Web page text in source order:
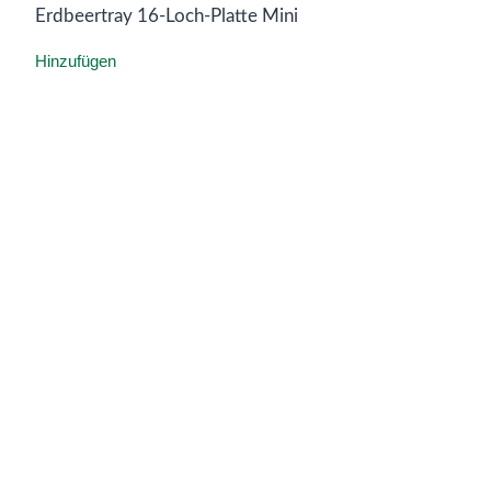
Erdbeertray 16-Loch-Platte Mini
Hinzufügen